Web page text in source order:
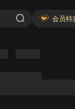
会员特